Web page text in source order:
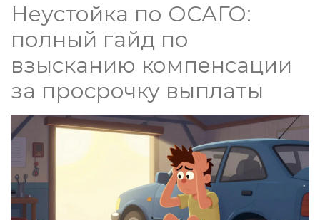
Неустойка по ОСАГО:
полный гайд по
взысканию компенсации
за просрочку выплаты